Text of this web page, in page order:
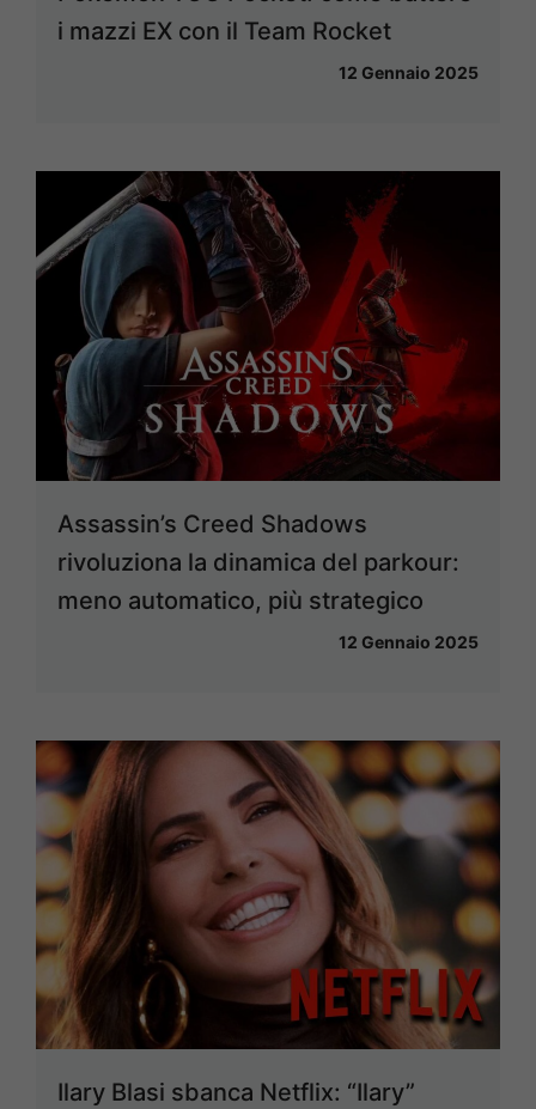
i mazzi EX con il Team Rocket
12 Gennaio 2025
Assassin’s Creed Shadows
rivoluziona la dinamica del parkour:
meno automatico, più strategico
12 Gennaio 2025
Ilary Blasi sbanca Netflix: “Ilary”